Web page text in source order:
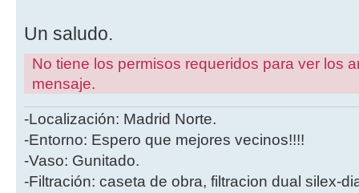
Un saludo.
No tiene los permisos requeridos para ver los
mensaje.
-Localización: Madrid Norte.
-Entorno: Espero que mejores vecinos!!!!
-Vaso: Gunitado.
-Filtración: caseta de obra, filtracion dual silex-